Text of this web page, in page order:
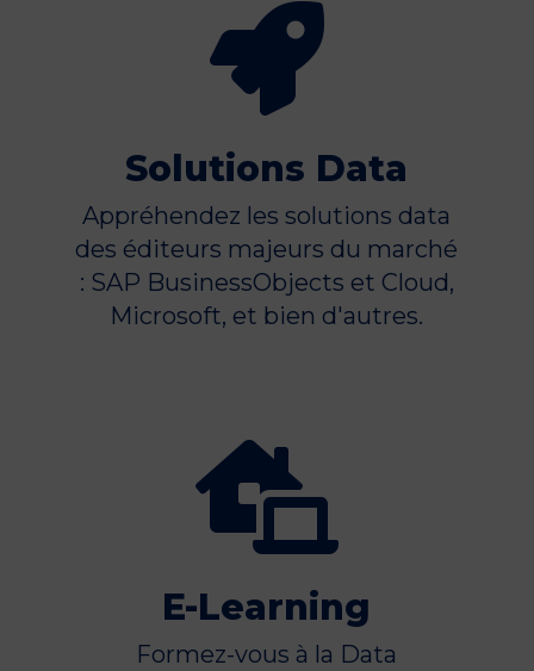

Solutions Data
Appréhendez les solutions data
des éditeurs majeurs du marché
: SAP BusinessObjects et Cloud,
Microsoft, et bien d'autres.

E-Learning
Formez-vous à la Data